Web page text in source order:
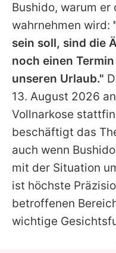
Bushido, warum er
wahrnehmen wird:
sein soll, sind die
noch einen
unseren Urlaub."
13. August 2026
Vollnarkose
beschäftigt das
auch wenn
mit der Situation
ist höchste
betroffenen
wichtige